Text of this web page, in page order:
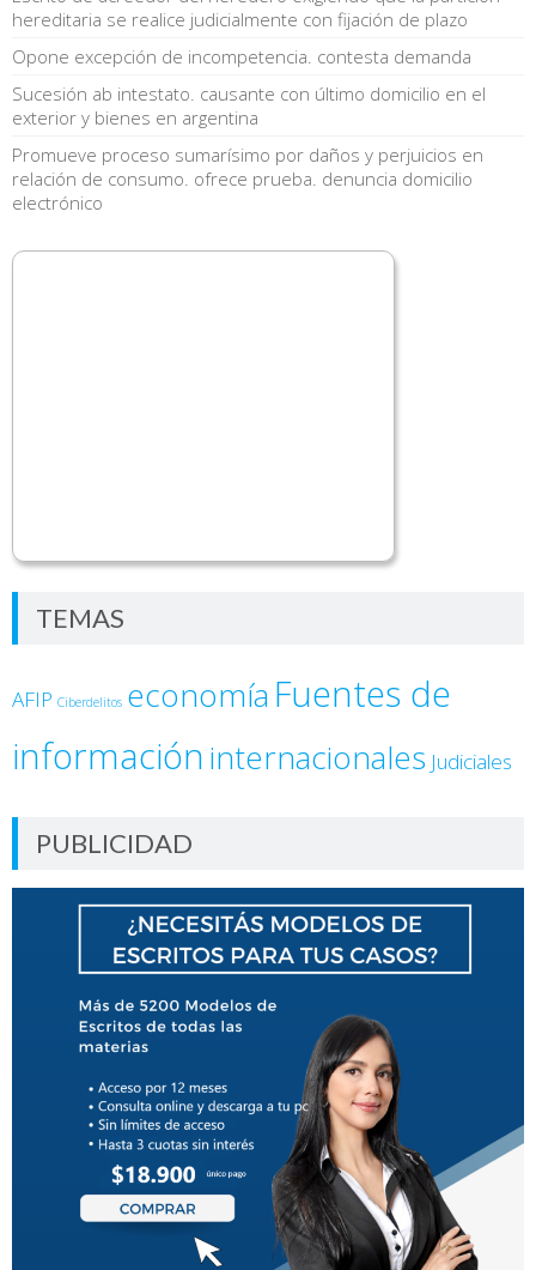
hereditaria se realice judicialmente con fijación de plazo
Opone excepción de incompetencia. contesta demanda
Sucesión ab intestato. causante con último domicilio en el
exterior y bienes en argentina
Promueve proceso sumarísimo por daños y perjuicios en
relación de consumo. ofrece prueba. denuncia domicilio
electrónico
TEMAS
AFIP Ciberdelitos economía Fuentes de
informacióninternacionales Judiciales
PUBLICIDAD